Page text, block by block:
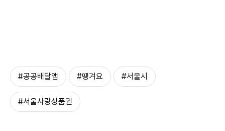
#공공배달앱 #땡겨요 #서울시
#서울사랑상품권